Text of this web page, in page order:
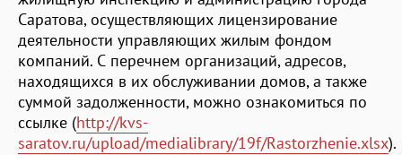
Саратова, осуществляющих лицензирование
деятельности управляющих жилым фондом
компаний. С перечнем организаций, адресов,
находящихся в их обслуживании домов, а также
суммой задолженности, можно ознакомиться по
ссылке (http://kvs-
saratov.ru/upload/medialibrary/19f/Rastorzhenie.xlsx).